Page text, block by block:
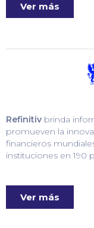
Ver más
Refinitiv brinda
promueven la
financieros
instituciones en 190
Ver más